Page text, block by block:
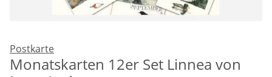
Postkarte
Monatskarten 12er Set Linnea von